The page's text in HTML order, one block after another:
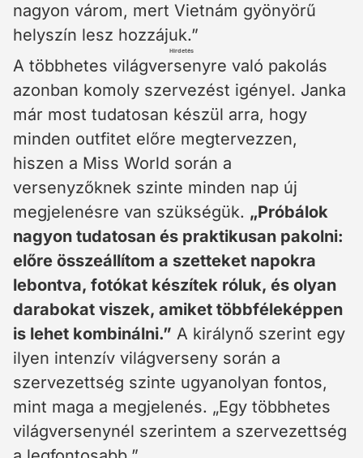
nagyon várom, mert Vietnám gyönyörű
helyszín lesz hozzájuk.”
Hirdetés
A többhetes világversenyre való pakolás
azonban komoly szervezést igényel. Janka
már most tudatosan készül arra, hogy
minden outfitet előre megtervezzen,
hiszen a Miss World során a
versenyzőknek szinte minden nap új
megjelenésre van szükségük. „Próbálok
nagyon tudatosan és praktikusan pakolni:
előre összeállítom a szetteket napokra
lebontva, fotókat készítek róluk, és olyan
darabokat viszek, amiket többféleképpen
is lehet kombinálni.” A királynő szerint egy
ilyen intenzív világverseny során a
szervezettség szinte ugyanolyan fontos,
mint maga a megjelenés. „Egy többhetes
világversenynél szerintem a szervezettség